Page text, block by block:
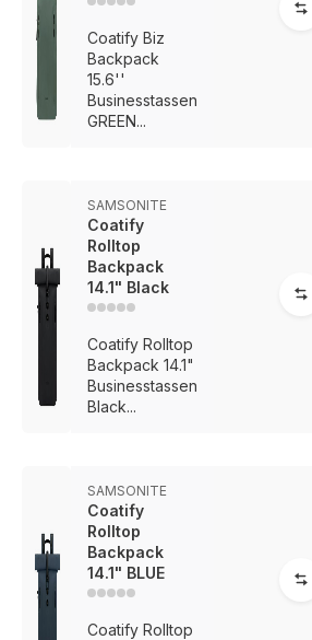
Coatify Biz
Backpack
15.6''
Businesstassen
GREEN...
SAMSONITE
Coatify
Rolltop
Backpack
14.1" Black
Coatify Rolltop
Backpack 14.1"
Businesstassen
Black...
SAMSONITE
Coatify
Rolltop
Backpack
14.1" BLUE
Coatify Rolltop